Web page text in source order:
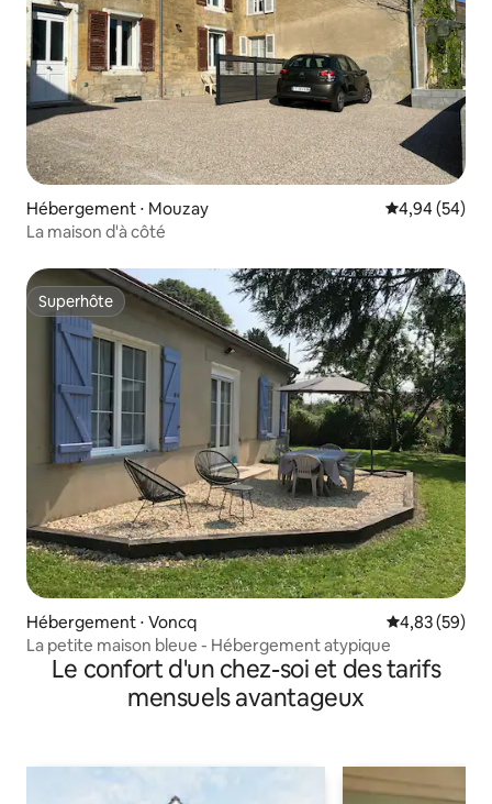
Hébergement ⋅ Mouzay Évaluation
4,94 (54)
La maison d'à côté
Superhôte
Superhôte
Hébergement ⋅ Voncq Évaluation
4,83 (59)
La petite maison bleue - Hébergement atypique
Le confort d'un chez-soi et des tarifs
mensuels avantageux